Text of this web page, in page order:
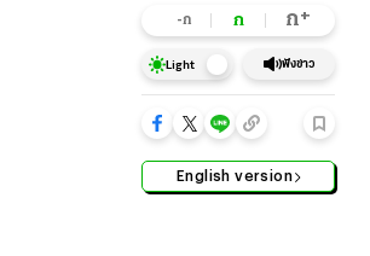
-ก ก ก+
Light ฟังข่าว
English version